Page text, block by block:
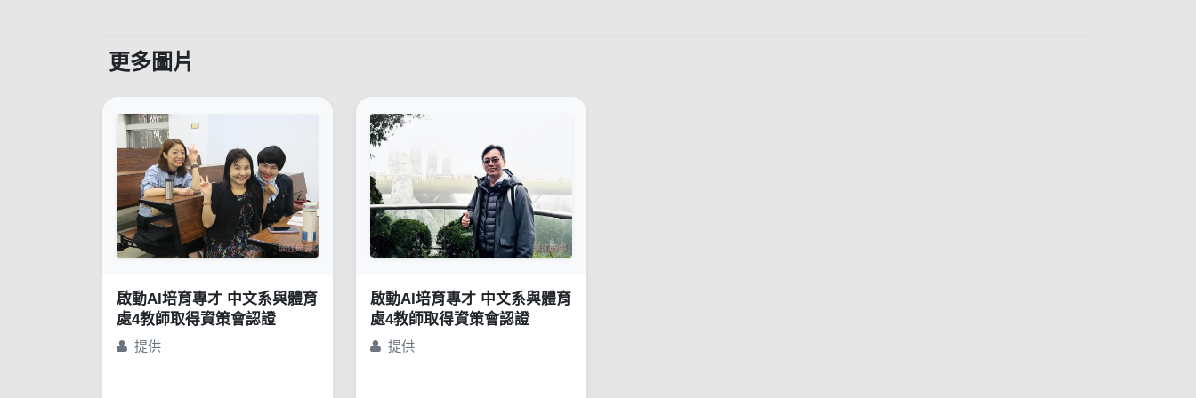
更多圖片
啟動AI培育專才 中文系與體育
處4教師取得資策會認證
提供
啟動AI培育專才 中文系與體育
處4教師取得資策會認證
提供